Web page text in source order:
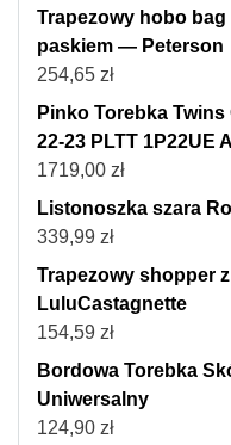
Trapezowy hobo
paskiem — Peterson
254,65 zł
Pinko Torebka Twins
22-23 PLTT 1P22UE
1719,00 zł
Listonoszka szara
339,99 zł
Trapezowy shopper
LuluCastagnette
154,59 zł
Bordowa Torebka
Uniwersalny
124,90 zł